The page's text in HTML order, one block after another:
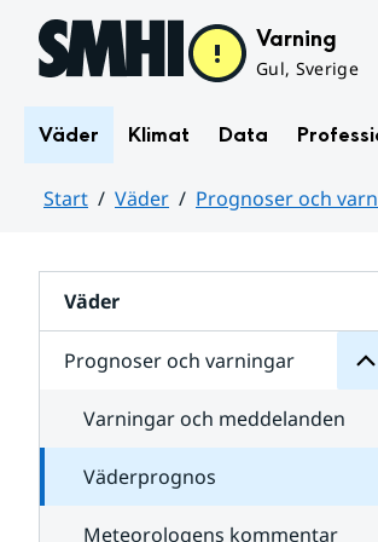
Hoppa till sidans innehåll Varning
Gul, Sverige
Väder Klimat Data
Start Väder Prognoser och
Väder
Prognoser och varningar
Varningar och meddelanden
Väderprognos
Meteorologens kommentar